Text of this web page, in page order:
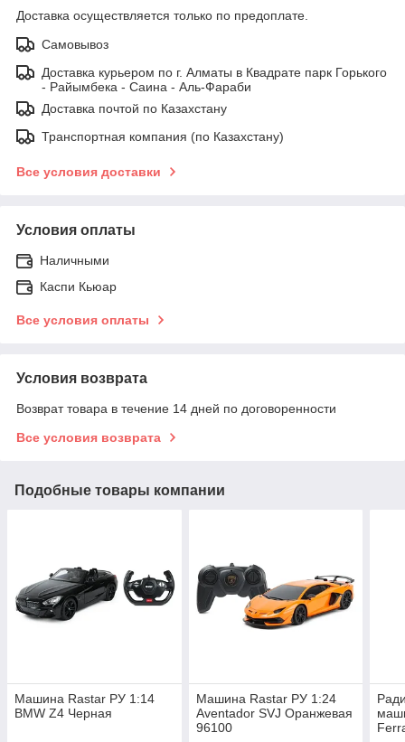
Доставка осуществляется только по предоплате.
Самовывоз
Доставка курьером по г. Алматы в Квадрате парк Горького
- Райымбека - Саина - Аль-Фараби
Доставка почтой по Казахстану
Транспортная компания (по Казахстану)
Все условия доставки
Условия оплаты
Наличными
Каспи Кьюар
Все условия оплаты
Условия возврата
Возврат товара в течение 14 дней по договоренности
Все условия возврата
Подобные товары компании
Машина Rastar РУ 1:14
BMW Z4 Черная
Машина Rastar РУ 1:24
Aventador SVJ Оранжевая
96100